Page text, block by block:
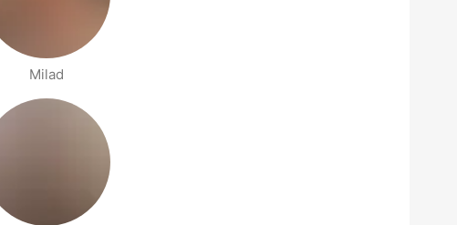
Milad